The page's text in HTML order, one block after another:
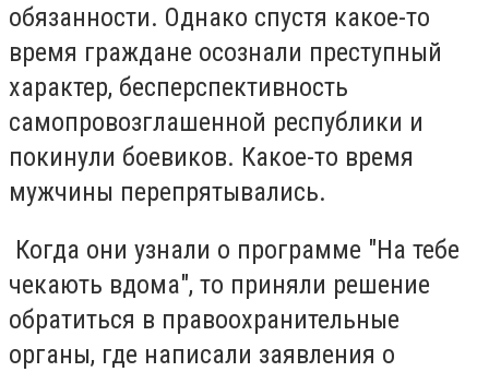
обязанности. Однако спустя какое-то
время граждане осознали преступный
характер, бесперспективность
самопровозглашенной республики и
покинули боевиков. Какое-то время
мужчины перепрятывались.
Когда они узнали о программе "На тебе
чекають вдома", то приняли решение
обратиться в правоохранительные
органы, где написали заявления о